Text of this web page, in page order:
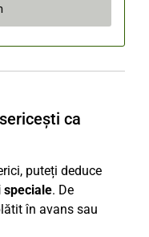
ca
puteți deduce
speciale. De
în avans sau